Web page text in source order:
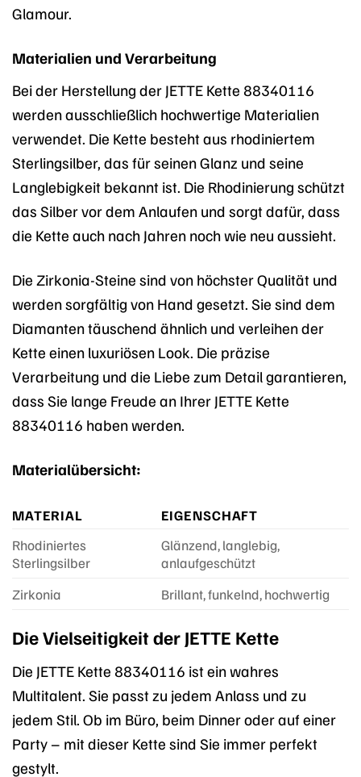
Glamour.
Materialien und Verarbeitung
Bei der Herstellung der JETTE Kette 88340116
werden ausschließlich hochwertige Materialien
verwendet. Die Kette besteht aus rhodiniertem
Sterlingsilber, das für seinen Glanz und seine
Langlebigkeit bekannt ist. Die Rhodinierung schützt
das Silber vor dem Anlaufen und sorgt dafür, dass
die Kette auch nach Jahren noch wie neu aussieht.
Die Zirkonia-Steine sind von höchster Qualität und
werden sorgfältig von Hand gesetzt. Sie sind dem
Diamanten täuschend ähnlich und verleihen der
Kette einen luxuriösen Look. Die präzise
Verarbeitung und die Liebe zum Detail garantieren,
dass Sie lange Freude an Ihrer JETTE Kette
88340116 haben werden.
Materialübersicht:
MATERIAL
EIGENSCHAFT
Rhodiniertes
Sterlingsilber
Glänzend, langlebig,
anlaufgeschützt
Zirkonia
Brillant, funkelnd, hochwertig
Die Vielseitigkeit der JETTE Kette
Die JETTE Kette 88340116 ist ein wahres
Multitalent. Sie passt zu jedem Anlass und zu
jedem Stil. Ob im Büro, beim Dinner oder auf einer
Party – mit dieser Kette sind Sie immer perfekt
gestylt.